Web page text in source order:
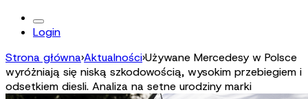
Login
Strona główna›Aktualności›Używane Mercedesy w Polsce
wyróżniają się niską szkodowością, wysokim przebiegiem i
odsetkiem diesli. Analiza na setne urodziny marki